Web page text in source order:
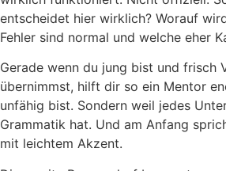
entscheidet hier wirklich? Worauf
Fehler sind normal und welche eher
Gerade wenn du jung bist und frisch
übernimmst, hilft dir so ein Mentor
unfähig bist. Sondern weil jedes
Grammatik hat. Und am Anfang
mit leichtem Akzent.